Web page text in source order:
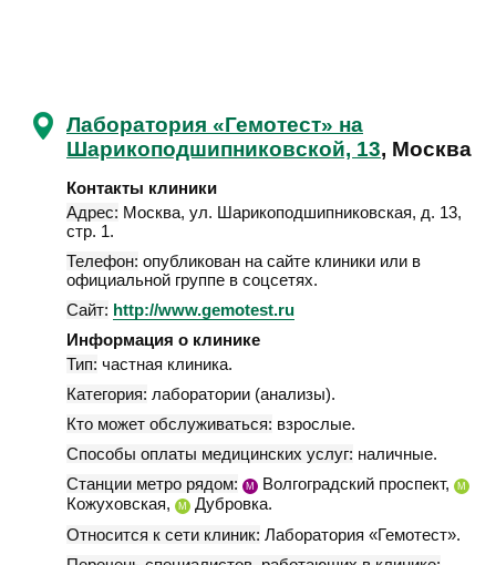
Лаборатория «Гемотест» на
Шарикоподшипниковской, 13, Москва
Контакты клиники
Адрес: Москва, ул. Шарикоподшипниковская, д. 13,
стр. 1.
Телефон: опубликован на сайте клиники или в
официальной группе в соцсетях.
Сайт: http://www.gemotest.ru
Информация о клинике
Тип: частная клиника.
Категория: лаборатории (анализы).
Кто может обслуживаться: взрослые.
Способы оплаты медицинских услуг: наличные.
Станции метро рядом:
М Волгоградский проспект, М
Кожуховская, М
Дубровка.
Относится к сети клиник: Лаборатория «Гемотест».